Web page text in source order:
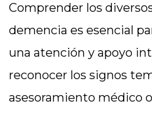
Comprender los
demencia es esencial
una atención y apoyo
reconocer los signos
asesoramiento médico